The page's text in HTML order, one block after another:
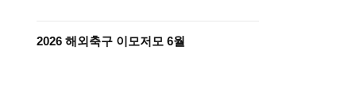
2026 해외축구 이모저모 6월